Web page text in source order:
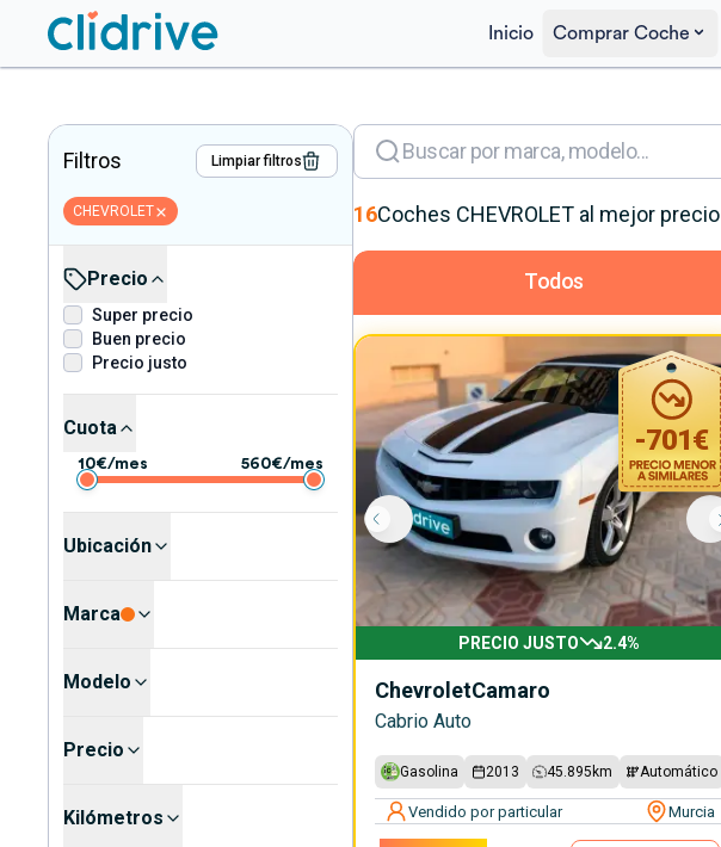
Inicio Comprar Coche
Filtros Limpiar filtros
CHEVROLET
Precio
Super precio
Buen precio
Precio justo
Cuota
10€/mes 560€/mes
Ubicación
Marca
Modelo
Precio
Kilómetros
16Coches CHEVROLET al mejor precio
Todos
-701€
PRECIO JUSTO 2.4%
ChevroletCamaro
Cabrio Auto
Gasolina 2013 45.895 km Automático
Vendido por particular Murcia